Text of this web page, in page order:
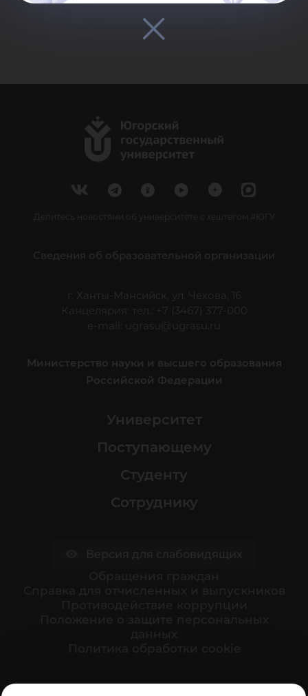
Делитесь новостями об университете с хештегом #ЮГУ
Сведения об образовательной организации
г. Ханты-Мансийск, ул. Чехова, 16
Канцелярия: тел.: +7 (3467) 377-000
e-mail:
ugrasu@ugrasu.ru
Министерство науки и высшего образования
Российской Федерации
Университет
Поступающему
Студенту
Сотруднику